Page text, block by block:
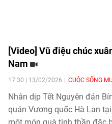
[Video] Vũ điệu chúc
Nam
17:30 | 13/02/2026 CUỘC SỐNG
Nhân dịp Tết Nguyên đán
quán Vương quốc Hà Lan